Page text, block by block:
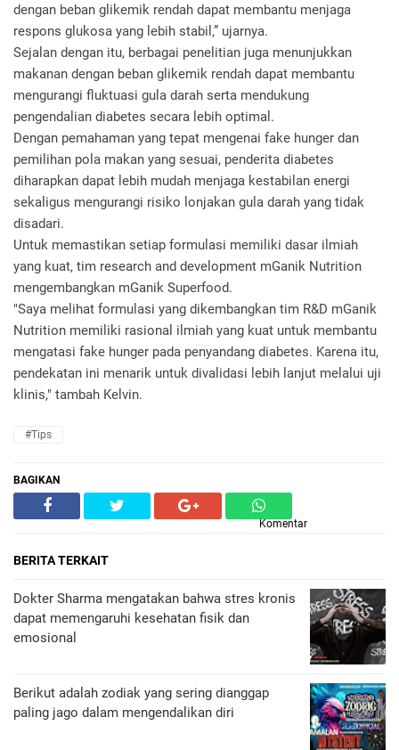
dengan beban glikemik rendah dapat membantu menjaga
respons glukosa yang lebih stabil,” ujarnya.
Sejalan dengan itu, berbagai penelitian juga menunjukkan
makanan dengan beban glikemik rendah dapat membantu
mengurangi fluktuasi gula darah serta mendukung
pengendalian diabetes secara lebih optimal.
Dengan pemahaman yang tepat mengenai fake hunger dan
pemilihan pola makan yang sesuai, penderita diabetes
diharapkan dapat lebih mudah menjaga kestabilan energi
sekaligus mengurangi risiko lonjakan gula darah yang tidak
disadari.
Untuk memastikan setiap formulasi memiliki dasar ilmiah
yang kuat, tim research and development mGanik Nutrition
mengembangkan mGanik Superfood.
"Saya melihat formulasi yang dikembangkan tim R&D mGanik
Nutrition memiliki rasional ilmiah yang kuat untuk membantu
mengatasi fake hunger pada penyandang diabetes. Karena itu,
pendekatan ini menarik untuk divalidasi lebih lanjut melalui uji
klinis," tambah Kelvin.
#Tips
BAGIKAN
Komentar
BERITA TERKAIT
Dokter Sharma mengatakan bahwa stres kronis
dapat memengaruhi kesehatan fisik dan
emosional
Berikut adalah zodiak yang sering dianggap
paling jago dalam mengendalikan diri